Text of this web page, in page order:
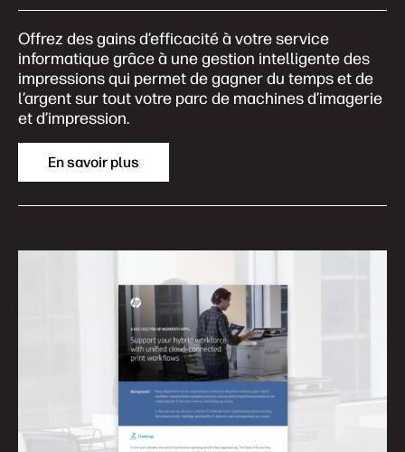
Offrez des gains d’efficacité à votre service
informatique grâce à une gestion intelligente des
impressions qui permet de gagner du temps et de
l’argent sur tout votre parc de machines d’imagerie
et d’impression.
En savoir plus